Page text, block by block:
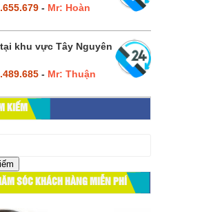
- Mr: Hoàn
tại khu vực Tây Nguyên
- Mr: Thuận
KIẾM
SÓC KHÁCH HÀNG MIỄN PHÍ